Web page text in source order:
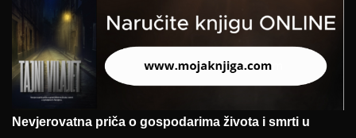
Nevjerovatna priča o gospodarima života i smrti u